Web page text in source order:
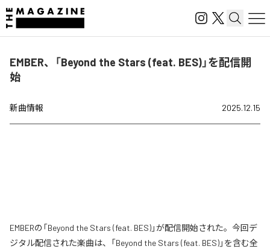
EMBER、「Beyond the Stars (feat. BES)」を配信開
始
新曲情報 2025.12.15
EMBERの「Beyond the Stars (feat. BES)」が配信開始された。今回デ
ジタル配信された楽曲は、「Beyond the Stars (feat. BES)」を含む全